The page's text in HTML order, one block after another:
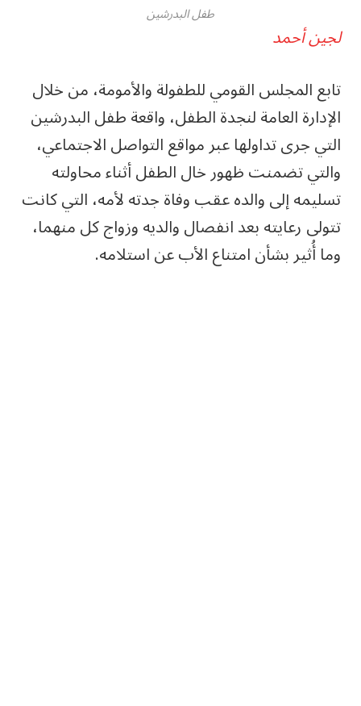
طفل البدرشين
لجين أحمد
تابع المجلس القومي للطفولة والأمومة، من خلال
الإدارة العامة لنجدة الطفل، واقعة طفل البدرشين
التي جرى تداولها عبر مواقع التواصل الاجتماعي،
والتي تضمنت ظهور خال الطفل أثناء محاولته
تسليمه إلى والده عقب وفاة جدته لأمه، التي كانت
تتولى رعايته بعد انفصال والديه وزواج كل منهما،
وما أُثير بشأن امتناع الأب عن استلامه.